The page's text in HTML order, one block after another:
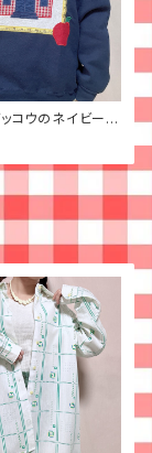
コウのネイビース
着 紺 ビッグサ